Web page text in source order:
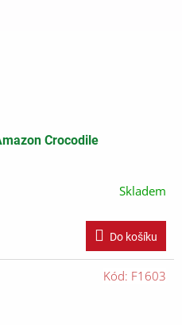
Crocodile
Skladem
Do košíku
Kód: F1603